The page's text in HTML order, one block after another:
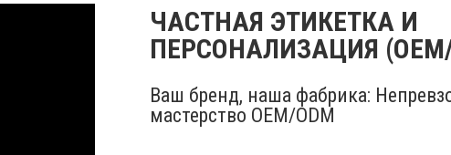
ЧАСТНАЯ ЭТИКЕТКА И
ПЕРСОНАЛИЗАЦИЯ (OEM/
Ваш бренд, наша фабрика:
мастерство OEM/ODM